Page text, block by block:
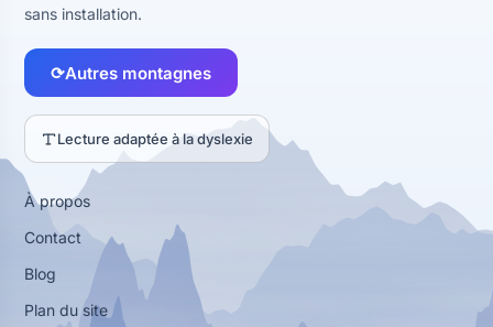
sans installation.
⟳Autres montagnes
Lecture adaptée à la dyslexie
À propos
Contact
Blog
Plan du site